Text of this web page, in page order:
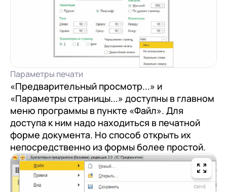
Параметры печати
«Предварительный просмотр...» и
«Параметры страницы...» доступны в главном
меню программы в пункте «Файл». Для
доступа к ним надо находиться в печатной
форме документа. Но способ открыть их
непосредственно из формы более простой.